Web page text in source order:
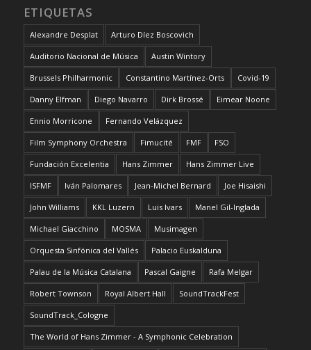
ETIQUETAS
Alexandre Desplat Arturo Díez Boscovich
Auditorio Nacional de Música Austin Wintory
Brussels Philharmonic Constantino Martínez-Orts Covid-19
Danny Elfman Diego Navarro Dirk Brossé Eimear Noone
Ennio Morricone Fernando Velázquez
Film Symphony Orchestra Fimucité FMF FSO
Fundación Excelentia Hans Zimmer Hans Zimmer Live
ISFMF Iván Palomares Jean-Michel Bernard Joe Hisaishi
John Williams KKL Luzern Luis Ivars Manel Gil-Inglada
Michael Giacchino MOSMA Musimagen
Orquesta Sinfónica del Vallés Palacio Euskalduna
Palau de la Música Catalana Pascal Gaigne Rafa Melgar
Robert Townson Royal Albert Hall SoundTrackFest
SoundTrack_Cologne
The World of Hans Zimmer - A Symphonic Celebration